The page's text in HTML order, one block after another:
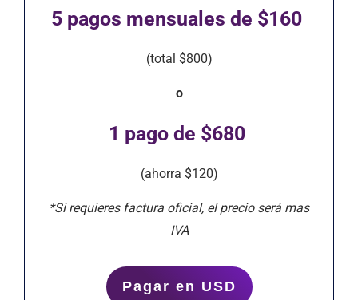
5 pagos mensuales de $160
(total $800)
o
1 pago de $680
(ahorra $120)
*Si requieres factura oficial, el precio será mas
IVA
Pagar en USD